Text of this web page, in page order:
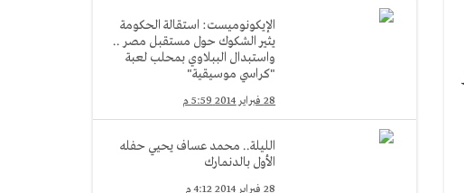
الإيكونوميست: استقالة الحكومة
يثير الشكوك حول مستقبل مصر ..
واستبدال الببلاوي بمحلب لعبة
"كراسي موسيقية"
28 فبراير 2014 5:59 م
الليلة.. محمد عساف يحيي حفله
الأول بالدنمارك
28 فبراير 2014 4:12 م